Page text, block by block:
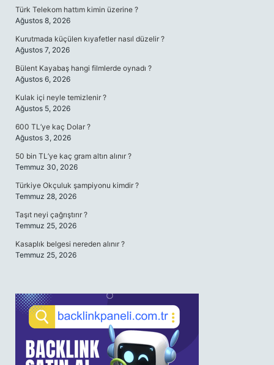
Türk Telekom hattım kimin üzerine ?
Ağustos 8, 2026
Kurutmada küçülen kıyafetler nasıl düzelir ?
Ağustos 7, 2026
Bülent Kayabaş hangi filmlerde oynadı ?
Ağustos 6, 2026
Kulak içi neyle temizlenir ?
Ağustos 5, 2026
600 TL’ye kaç Dolar ?
Ağustos 3, 2026
50 bin TL’ye kaç gram altın alınır ?
Temmuz 30, 2026
Türkiye Okçuluk şampiyonu kimdir ?
Temmuz 28, 2026
Taşıt neyi çağrıştırır ?
Temmuz 25, 2026
Kasaplık belgesi nereden alınır ?
Temmuz 25, 2026